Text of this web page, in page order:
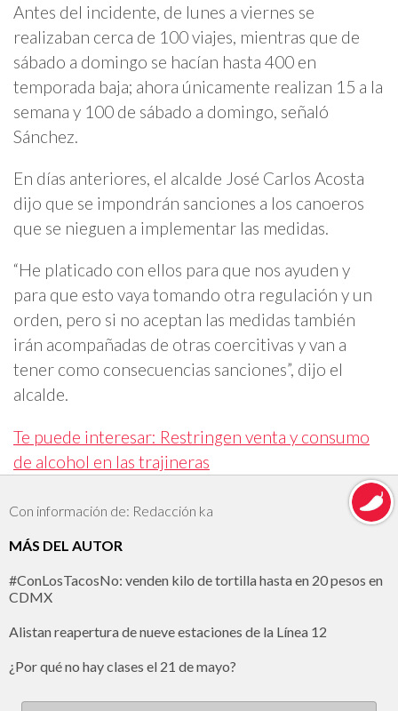
Antes del incidente, de lunes a viernes se
realizaban cerca de 100 viajes, mientras que de
sábado a domingo se hacían hasta 400 en
temporada baja; ahora únicamente realizan 15 a la
semana y 100 de sábado a domingo, señaló
Sánchez.
En días anteriores, el alcalde José Carlos Acosta
dijo que se impondrán sanciones a los canoeros
que se nieguen a implementar las medidas.
“He platicado con ellos para que nos ayuden y
para que esto vaya tomando otra regulación y un
orden, pero si no aceptan las medidas también
irán acompañadas de otras coercitivas y van a
tener como consecuencias sanciones”, dijo el
alcalde.
Te puede interesar: Restringen venta y consumo
de alcohol en las trajineras
Con información de: Redacción ka
MÁS DEL AUTOR
#ConLosTacosNo: venden kilo de tortilla hasta en 20 pesos en
CDMX
Alistan reapertura de nueve estaciones de la Línea 12
¿Por qué no hay clases el 21 de mayo?